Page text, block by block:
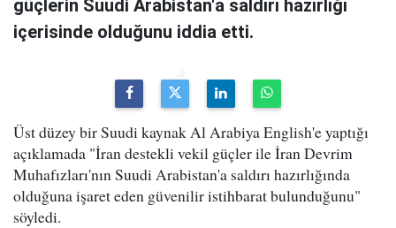
güçlerin Suudi Arabistan'a saldırı hazırlığı
içerisinde olduğunu iddia etti.
Üst düzey bir Suudi kaynak Al Arabiya English'e yaptığı
açıklamada "İran destekli vekil güçler ile İran Devrim
Muhafızları'nın Suudi Arabistan'a saldırı hazırlığında
olduğuna işaret eden güvenilir istihbarat bulunduğunu"
söyledi.